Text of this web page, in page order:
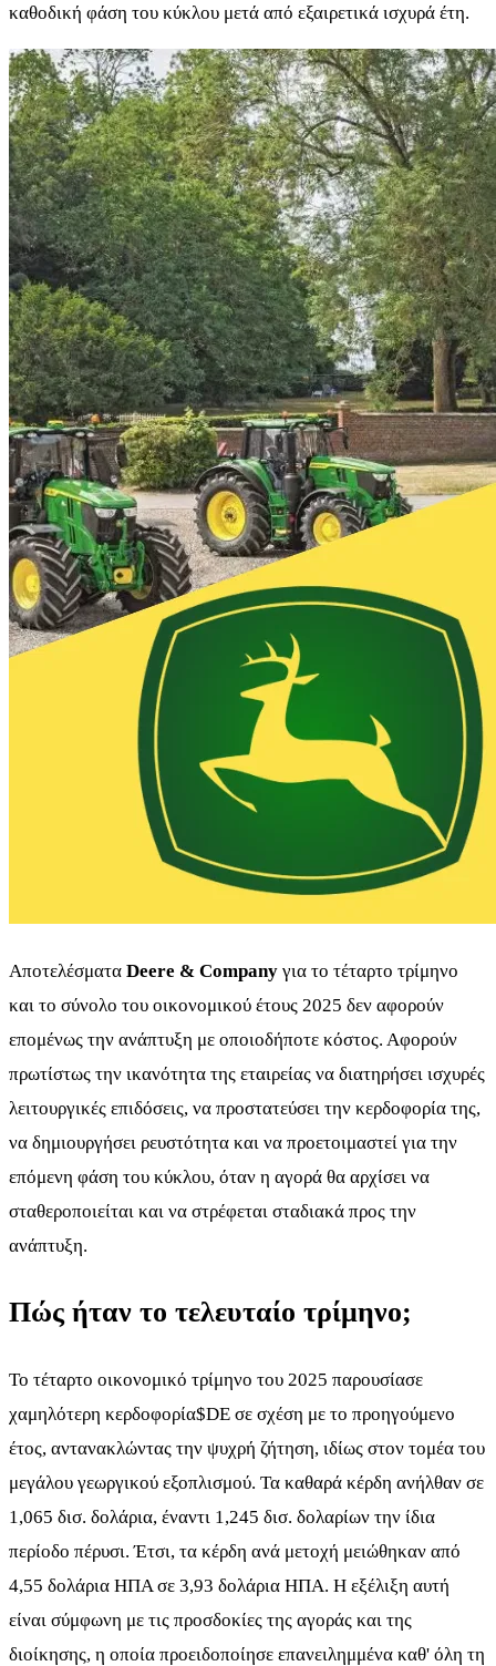
καθοδική φάση του κύκλου μετά από εξαιρετικά ισχυρά έτη.
Αποτελέσματα Deere & Company για το τέταρτο τρίμηνο
και το σύνολο του οικονομικού έτους 2025 δεν αφορούν
επομένως την ανάπτυξη με οποιοδήποτε κόστος. Αφορούν
πρωτίστως την ικανότητα της εταιρείας να διατηρήσει ισχυρές
λειτουργικές επιδόσεις, να προστατεύσει την κερδοφορία της,
να δημιουργήσει ρευστότητα και να προετοιμαστεί για την
επόμενη φάση του κύκλου, όταν η αγορά θα αρχίσει να
σταθεροποιείται και να στρέφεται σταδιακά προς την
ανάπτυξη.
Πώς ήταν το τελευταίο τρίμηνο;
Το τέταρτο οικονομικό τρίμηνο του 2025 παρουσίασε
χαμηλότερη κερδοφορία$DE σε σχέση με το προηγούμενο
έτος, αντανακλώντας την ψυχρή ζήτηση, ιδίως στον τομέα του
μεγάλου γεωργικού εξοπλισμού. Τα καθαρά κέρδη ανήλθαν σε
1,065 δισ. δολάρια, έναντι 1,245 δισ. δολαρίων την ίδια
περίοδο πέρυσι. Έτσι, τα κέρδη ανά μετοχή μειώθηκαν από
4,55 δολάρια ΗΠΑ σε 3,93 δολάρια ΗΠΑ. Η εξέλιξη αυτή
είναι σύμφωνη με τις προσδοκίες της αγοράς και της
διοίκησης, η οποία προειδοποίησε επανειλημμένα καθ' όλη τη